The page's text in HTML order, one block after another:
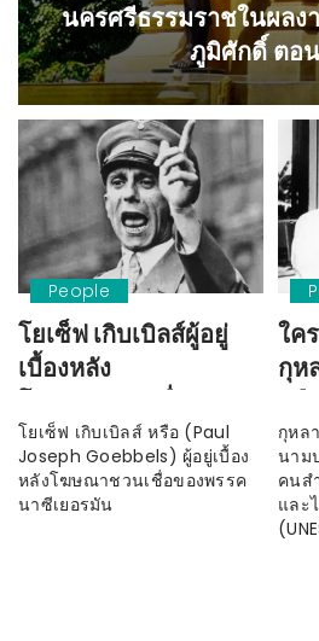
นครศรีธรรมราชในผลง
ภูมิศักดิ์ ตอ
People
โยเซ็ฟ เกิบเบิลส์ผู้อยู่
เบื้องหลัง
โฆษณาชวนเชื่อ
(Propaganda) ของ
พรรคนาซีเยอรมัน
โยเซ็ฟ เกิบเบิลส์ หรือ (Paul
Joseph Goebbels) ผู้อยู่เบื้อง
หลังโฆษณาชวนเชื่อของพรรค
นาซีเยอรมัน
ใค
กุห
ห
กุหล
นาม
คนส
และ